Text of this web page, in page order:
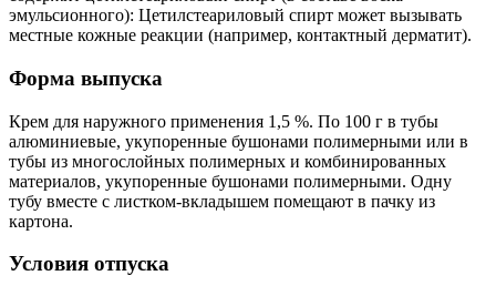
эмульсионного): Цетилстеариловый спирт может вызывать
местные кожные реакции (например, контактный дерматит).
Форма выпуска
Крем для наружного применения 1,5 %. По 100 г в тубы
алюминиевые, укупоренные бушонами полимерными или в
тубы из многослойных полимерных и комбинированных
материалов, укупоренные бушонами полимерными. Одну
тубу вместе с листком-вкладышем помещают в пачку из
картона.
Условия отпуска